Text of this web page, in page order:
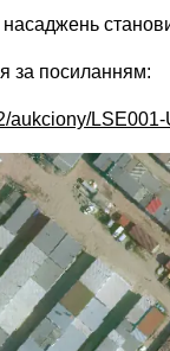
насаджень
за посиланням:
aukciony/